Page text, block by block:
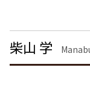
離婚 モラハ
離婚 慰謝料
詐欺罪 時効
脅迫罪 懲役
刑事事件 千葉
労働問題 茨
企業法務 茨
柴山 学